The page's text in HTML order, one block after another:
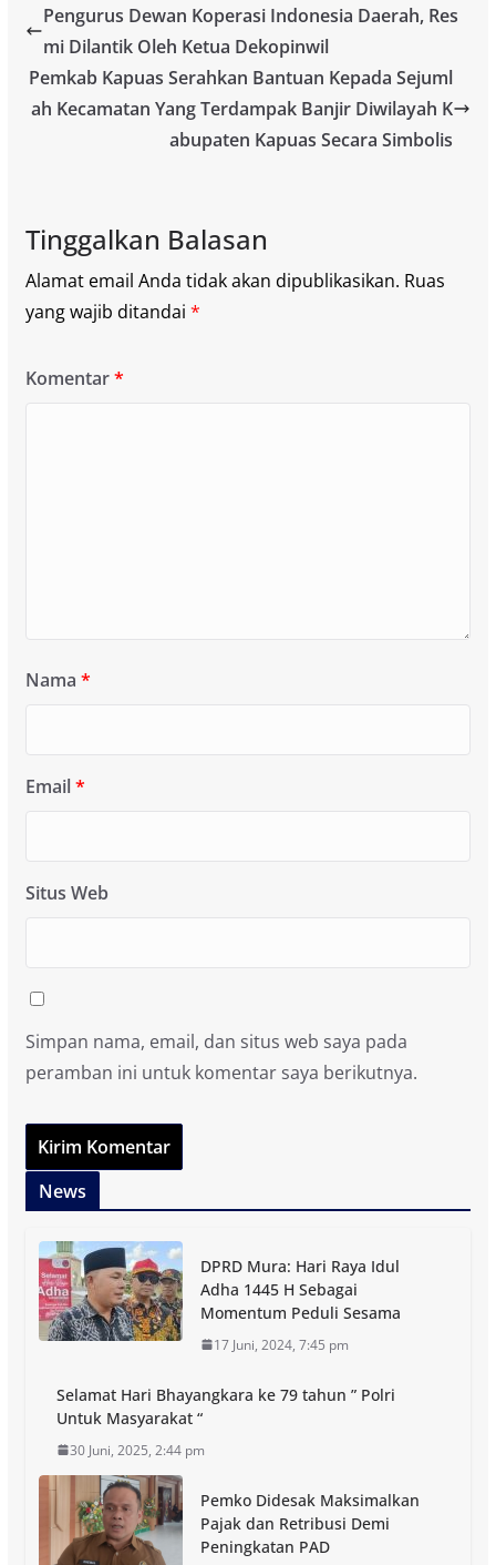
Pengurus Dewan Koperasi Indonesia Daerah, Res
mi Dilantik Oleh Ketua Dekopinwil
Pemkab Kapuas Serahkan Bantuan Kepada Sejuml
ah Kecamatan Yang Terdampak Banjir Diwilayah K
abupaten Kapuas Secara Simbolis
Tinggalkan Balasan
Alamat email Anda tidak akan dipublikasikan. Ruas
yang wajib ditandai *
Komentar*
Nama *
Email*
Situs Web
Simpan nama, email, dan situs web saya pada
peramban ini untuk komentar saya berikutnya.
News
DPRD Mura: Hari Raya Idul
Adha 1445 H Sebagai
Momentum Peduli Sesama
17 Juni, 2024, 7:45 pm
Selamat Hari Bhayangkara ke 79 tahun ” Polri
Untuk Masyarakat “
30 Juni, 2025, 2:44 pm
Pemko Didesak Maksimalkan
Pajak dan Retribusi Demi
Peningkatan PAD